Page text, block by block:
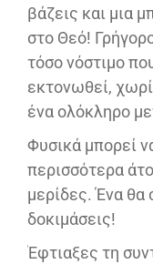
βάζεις και μια
στο Θεό!
τόσο νόστιμο
εκτονωθεί,
ένα ολόκληρο
Φυσικά μπορεί
περισσότερα
μερίδες. Ένα θα
δοκιμάσεις!
Έφτιαξες τη